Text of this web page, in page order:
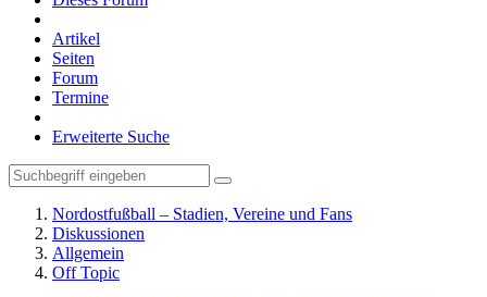
Artikel
Seiten
Forum
Termine
Erweiterte Suche
Nordostfußball – Stadien, Vereine und Fans
Diskussionen
Allgemein
Off Topic